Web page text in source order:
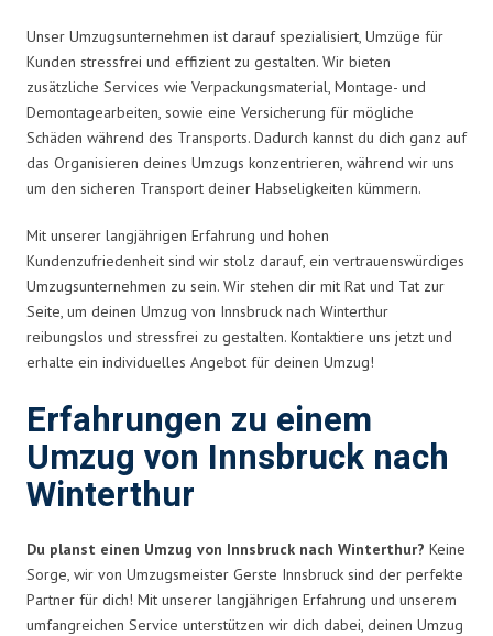
Unser Umzugsunternehmen ist darauf spezialisiert, Umzüge für
Kunden stressfrei und effizient zu gestalten. Wir bieten
zusätzliche Services wie Verpackungsmaterial, Montage- und
Demontagearbeiten, sowie eine Versicherung für mögliche
Schäden während des Transports. Dadurch kannst du dich ganz auf
das Organisieren deines Umzugs konzentrieren, während wir uns
um den sicheren Transport deiner Habseligkeiten kümmern.
Mit unserer langjährigen Erfahrung und hohen
Kundenzufriedenheit sind wir stolz darauf, ein vertrauenswürdiges
Umzugsunternehmen zu sein. Wir stehen dir mit Rat und Tat zur
Seite, um deinen Umzug von Innsbruck nach Winterthur
reibungslos und stressfrei zu gestalten. Kontaktiere uns jetzt und
erhalte ein individuelles Angebot für deinen Umzug!
Erfahrungen zu einem
Umzug von Innsbruck nach
Winterthur
Du planst einen Umzug von Innsbruck nach Winterthur? Keine
Sorge, wir von Umzugsmeister Gerste Innsbruck sind der perfekte
Partner für dich! Mit unserer langjährigen Erfahrung und unserem
umfangreichen Service unterstützen wir dich dabei, deinen Umzug